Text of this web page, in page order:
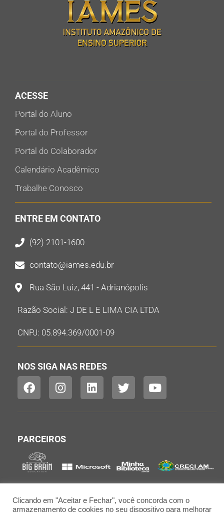
ACESSE
Portal do Aluno
Portal do Professor
Portal do Colaborador
Calendário Acadêmico
Trabalhe Conosco
ENTRE EM CONTATO
(92) 2101-1600
contato@iames.edu.br
Rua São Luiz, 441 - Adrianópolis
Razão Social: J DE L E LIMA CIA LTDA
CNPJ: 05.894.369/0001-09
NOS SIGA NAS REDES
PARCEIROS
Clicando em "Aceitar e Fechar", você concorda com o
armazenamento de cookies no seu dispositivo para melhorar